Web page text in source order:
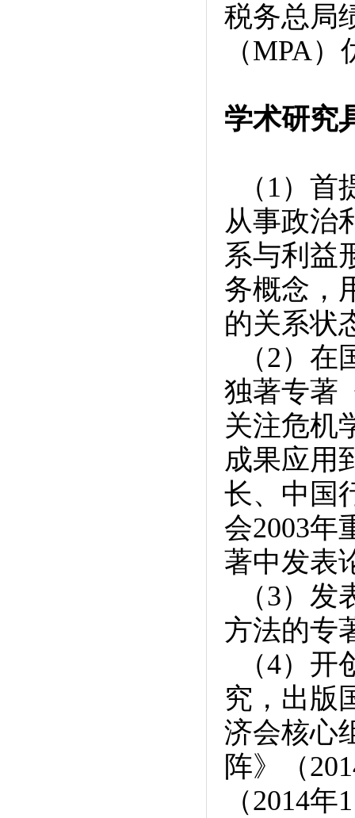
税务总局
（MPA
学术研究
（1）首
从事政治
系与利益
务概念，
的关系状
（2）在
独著专著
关注危机
成果应用
长、中国
会2003年
著中发表
（3）发
方法的专
（4）开
究，出版
济会核心
阵》（
（2014